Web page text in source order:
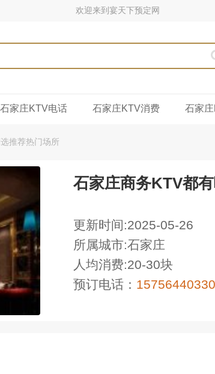
欢迎来到宴天下预定网
石家庄KTV电话 石家庄KTV消费 石家
推荐热门场所
石家庄商务KTV都
更新时间:2025-05-26
所属城市:石家庄
人均消费:20-30块
预订电话： 15756440330